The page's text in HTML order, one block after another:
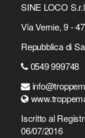
SINE LOCO
Via Vernie, 9 -
Repubblica di
0549 999748
Iscritto al
06/07/2016